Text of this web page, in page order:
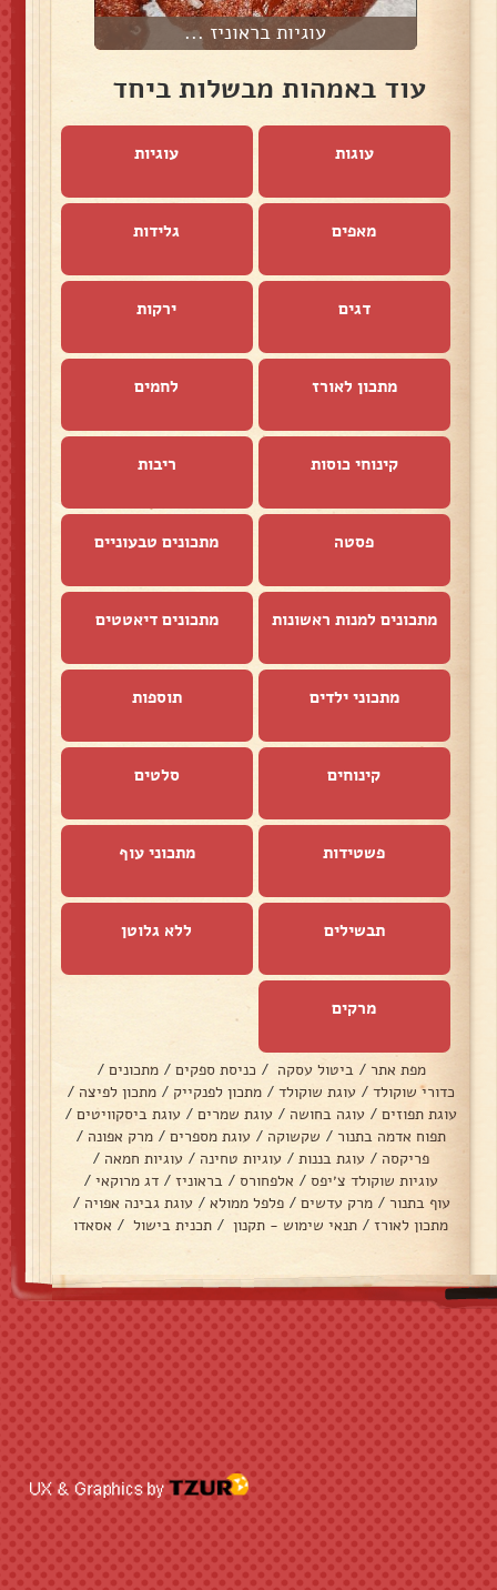
עוגיות בראוניז ...
עוד באמהות מבשלות ביחד
עוגות עוגיות
מאפים גלידות
דגים ירקות
מתכון לאורז לחמים
קינוחי כוסות ריבות
פסטה מתכונים טבעוניים
מתכונים למנות ראשונות מתכונים דיאטטים
מתכוני ילדים תוספות
קינוחים סלטים
פשטידות מתכוני עוף
תבשילים ללא גלוטן
מרקים
מפת אתר / ביטול עסקה / כניסת ספקים / מתכונים /
כדורי שוקולד / עוגת שוקולד / מתכון לפנקייק / מתכון לפיצה /
עוגת תפוזים / עוגה בחושה / עוגת שמרים / עוגת ביסקוויטים /
תפוח אדמה בתנור / שקשוקה / עוגת מספרים / מרק אפונה /
פריקסה / עוגת בננות / עוגיות טחינה / עוגיות חמאה /
עוגיות שוקולד צ׳יפס / אלפחורס / בראוניז / דג מרוקאי /
עוף בתנור / מרק עדשים / פלפל ממולא / עוגת גבינה אפויה /
מתכון לאורז / תנאי שימוש - תקנון / תכנית בישול / אסאדו